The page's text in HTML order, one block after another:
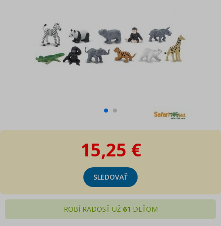
15,25 €
SLEDOVAŤ
ROBÍ RADOSŤ UŽ 61 DEŤOM